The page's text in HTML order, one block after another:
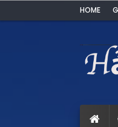
HOME